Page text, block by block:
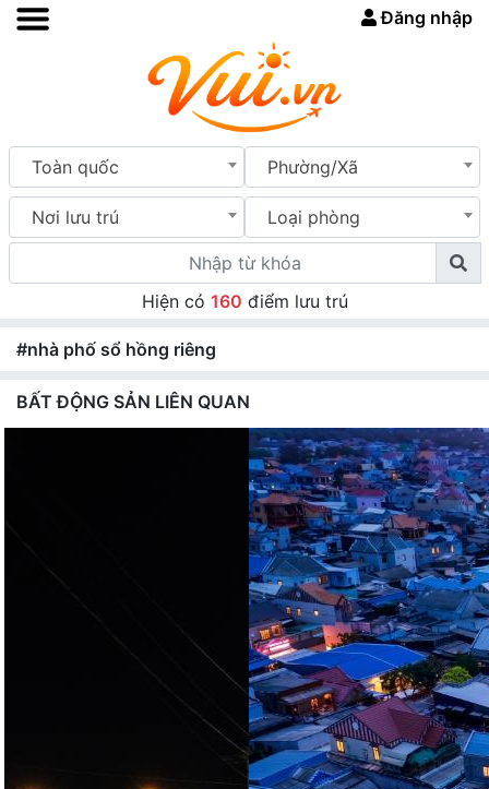
Đăng nhập
Toàn quốc Phường/Xã
Nơi lưu trú Loại phòng
Hiện có 160 điểm lưu trú
#nhà phố sổ hồng riêng
BẤT ĐỘNG SẢN LIÊN QUAN